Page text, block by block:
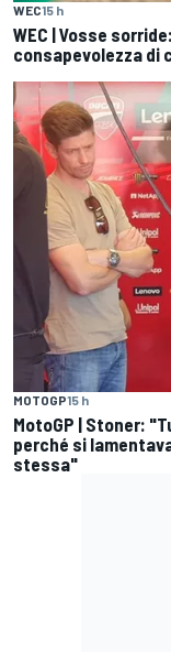
WEC15 h
WEC | Vosse
consapevolezza di
MOTOGP15 h
MotoGP | Stoner:
perché si
stessa"